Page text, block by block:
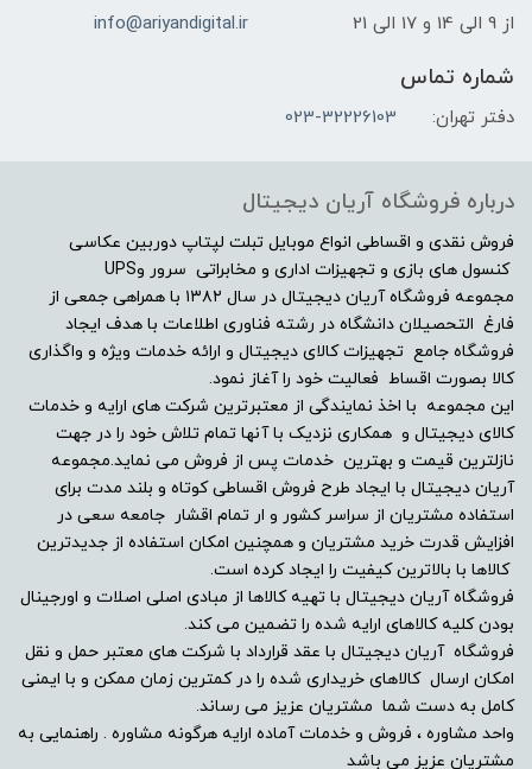
از 9 الی 14 و 17 الی 21 info@ariyandigital.ir
شماره تماس
دفتر تهران: 023-32226103
درباره فروشگاه آریان دیجیتال
فروش نقدی و اقساطی انواع موبایل تبلت لپتاپ دوربین عکاسی
کنسول های بازی و تجهیزات اداری و مخابراتی سرور وUPS
مجموعه فروشگاه آریان دیجیتال در سال ۱۳۸۲ با همراهی جمعی از
فارغ التحصیلان دانشگاه در رشته فناوری اطلاعات با هدف ایجاد
فروشگاه جامع تجهیزات کالای دیجیتال و ارائه خدمات ویژه و واگذاری
کالا بصورت اقساط فعالیت خود را آغاز نمود.
این مجموعه با اخذ نمایندگی از معتبرترین شرکت های ارایه و خدمات
کالای دیجیتال و همکاری نزدیک با آنها تمام تلاش خود را در جهت
نازلترین قیمت و بهترین خدمات پس از فروش می نماید.مجموعه
آریان دیجیتال با ایجاد طرح فروش اقساطی کوتاه و بلند مدت برای
استفاده مشتریان از سراسر کشور و ار تمام اقشار جامعه سعی در
افزایش قدرت خرید مشتریان و همچنین امکان استفاده از جدیدترین
کالاها با بالاترین کیفیت را ایجاد کرده است.
فروشگاه آریان دیجیتال با تهیه کالاها از مبادی اصلی اصلات و اورجینال
بودن کلیه کالاهای ارایه شده را تضمین می کند.
فروشگاه آریان دیجیتال با عقد قرارداد با شرکت های معتبر حمل و نقل
امکان ارسال کالاهای خریداری شده را در کمترین زمان ممکن و با ایمنی
کامل به دست شما مشتریان عزیز می رساند.
واحد مشاوره ، فروش و خدمات آماده ارایه هرگونه مشاوره . راهنمایی به
مشتریان عزیز می باشد